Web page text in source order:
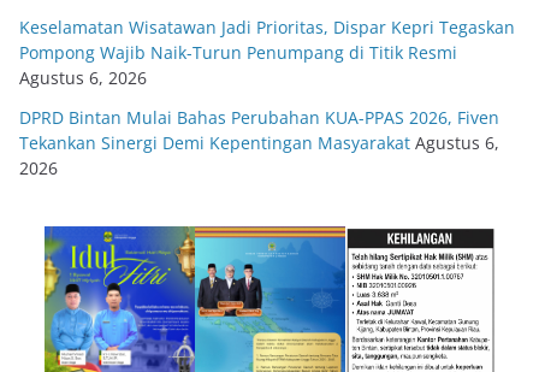
Keselamatan Wisatawan Jadi Prioritas, Dispar Kepri Tegaskan
Pompong Wajib Naik-Turun Penumpang di Titik Resmi
Agustus 6, 2026
DPRD Bintan Mulai Bahas Perubahan KUA-PPAS 2026, Fiven
Tekankan Sinergi Demi Kepentingan Masyarakat Agustus 6,
2026